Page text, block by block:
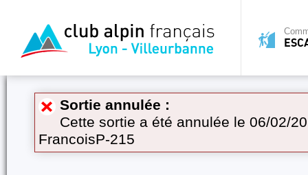
Sortie annulée :
Cette sortie a été annulée le 06/02/
FrancoisP-215